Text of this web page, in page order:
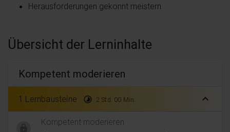
Herausforderungen gekonnt meistern
Übersicht der Lerninhalte
Kompetent moderieren
1 Lernbausteine timelapse 2 Std. 00 Min. expand_less
Kompetent moderieren